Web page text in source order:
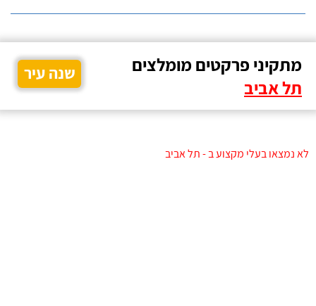
מתקיני פרקטים מומלצים
תל אביב
שנה עיר
לא נמצאו בעלי מקצוע ב - תל אביב